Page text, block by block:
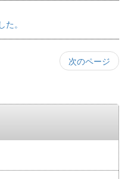
。
次のページ